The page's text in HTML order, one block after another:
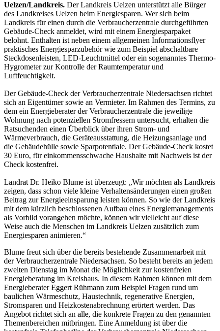
Uelzen/Landkreis. Der Landkreis Uelzen unterstützt alle Bürger
des Landkreises Uelzen beim Energiesparen. Wer sich beim
Landkreis für einen durch die Verbraucherzentrale durchgeführten
Gebäude-Check anmeldet, wird mit einem Energiesparpaket
belohnt. Enthalten ist neben einem allgemeinen Informationsflyer
praktisches Energiesparzubehör wie zum Beispiel abschaltbare
Steckdosenleisten, LED-Leuchtmittel oder ein sogenanntes Thermo-
Hygrometer zur Kontrolle der Raumtemperatur und
Luftfeuchtigkeit.
Der Gebäude-Check der Verbraucherzentrale Niedersachsen richtet
sich an Eigentümer sowie an Vermieter. Im Rahmen des Termins, zu
dem ein Energieberater der Verbraucherzentrale die jeweilige
Wohnung nach potenziellen Stromfressern untersucht, erhalten die
Ratsuchenden einen Überblick über ihren Strom- und
Wärmeverbrauch, die Geräteausstattung, die Heizungsanlage und
die Gebäudehülle sowie Sparpotentiale. Der Gebäude-Check kostet
30 Euro, für einkommensschwache Haushalte mit Nachweis ist der
Check kostenfrei.
Landrat Dr. Heiko Blume ist überzeugt: „Wir möchten als Landkreis
zeigen, dass schon viele kleine Verhaltensänderungen einen großen
Beitrag zur Energieeinsparung leisten können. So wie der Landkreis
mit dem kürzlich beschlossenen Aufbau eines Energiemanagements
als Vorbild vorangehen möchte, können wir vielleicht auf diese
Weise auch die Menschen im Landkreis Uelzen zusätzlich zum
Energiesparen animieren.“
Blume freut sich über die bereits bestehende Zusammenarbeit mit
der Verbraucherzentrale Niedersachsen. So besteht bereits an jedem
zweiten Dienstag im Monat die Möglichkeit zur kostenfreien
Energieberatung im Kreishaus. In diesem Rahmen können mit dem
Energieberater Eggert Rühmann zum Beispiel Fragen rund um
baulichen Wärmeschutz, Haustechnik, regenerative Energien,
Stromsparen und Heizkostenabrechnung erörtert werden. Das
Angebot richtet sich an alle, die konkrete Fragen zu den genannten
Themenbereichen mitbringen. Eine Anmeldung ist über die